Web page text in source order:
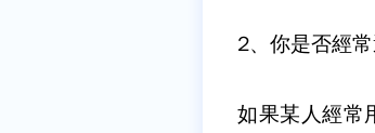
2、你是否經
如果某人經常